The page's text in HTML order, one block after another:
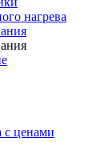
нагрева
с ценами